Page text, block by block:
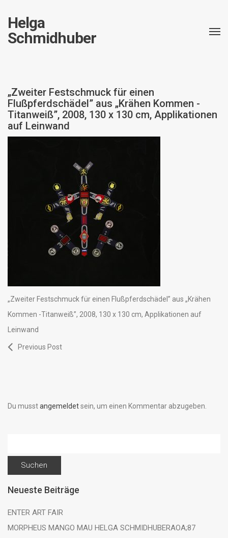
Helga
Schmidhuber
„Zweiter Festschmuck für einen
Flußpferdschädel” aus „Krähen Kommen -
Titanweiß”, 2008, 130 x 130 cm, Applikationen
auf Leinwand
„Zweiter Festschmuck für einen Flußpferdschädel” aus „Krähen
Kommen -Titanweiß”, 2008, 130 x 130 cm, Applikationen auf
Leinwand
Previous Post
Du musstangemeldetsein, um einen Kommentar abzugeben.
nach:
Neueste Beiträge
ENTER ART FAIR
MORPHEUS MANGO MAU HELGA SCHMIDHUBERAOA;87